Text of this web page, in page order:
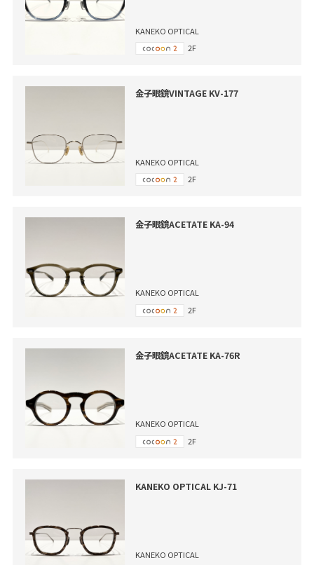
KANEKO OPTICAL
2F
金子眼鏡VINTAGE KV-177
KANEKO OPTICAL
2F
金子眼鏡ACETATE KA-94
KANEKO OPTICAL
2F
金子眼鏡ACETATE KA-76R
KANEKO OPTICAL
2F
KANEKO OPTICAL KJ-71
KANEKO OPTICAL